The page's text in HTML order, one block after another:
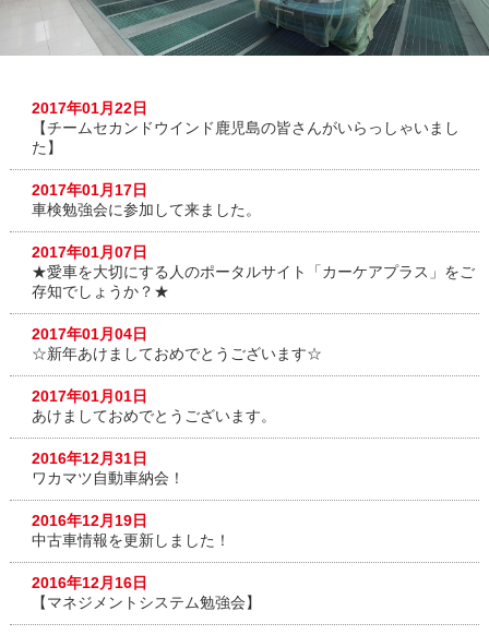
2017年01月22日
【チームセカンドウインド鹿児島の皆さんがいらっしゃいまし
た】
2017年01月17日
車検勉強会に参加して来ました。
2017年01月07日
★愛車を大切にする人のポータルサイト「カーケアプラス」をご
存知でしょうか？★
2017年01月04日
☆新年あけましておめでとうございます☆
2017年01月01日
あけましておめでとうございます。
2016年12月31日
ワカマツ自動車納会！
2016年12月19日
中古車情報を更新しました！
2016年12月16日
【マネジメントシステム勉強会】